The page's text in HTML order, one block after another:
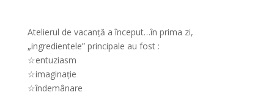
Atelierul de vacanță a început…în prima zi,
„ingredientele” principale au fost :
☆entuziasm
☆imaginație
☆îndemânare